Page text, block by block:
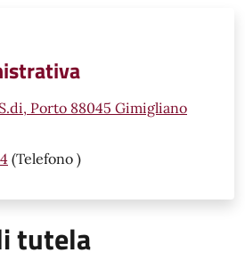
Porto 88045 Gimigliano
(Telefono )
tutela